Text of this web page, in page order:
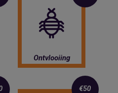
Ontvlooiing
€50